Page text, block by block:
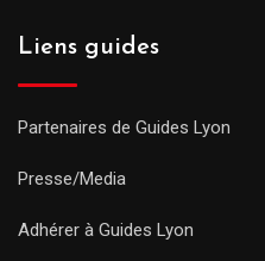
Liens guides
Partenaires de Guides Lyon
Presse/Media
Adhérer à Guides Lyon